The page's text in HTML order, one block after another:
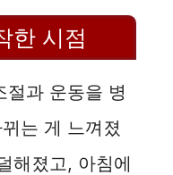
한 시점
절과 운동을 병
는 게 느껴졌
해졌고, 아침에